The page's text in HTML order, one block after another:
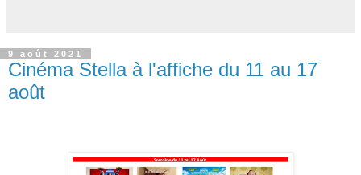
9 août 2021
Cinéma Stella à l'affiche du 11 au 17
août